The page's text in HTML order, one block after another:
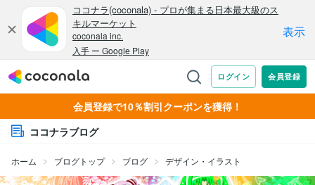
会員登録で10％割引クーポンを獲得！
ココナラブログ
ホーム ブログトップ ブログ デザイン・イラスト